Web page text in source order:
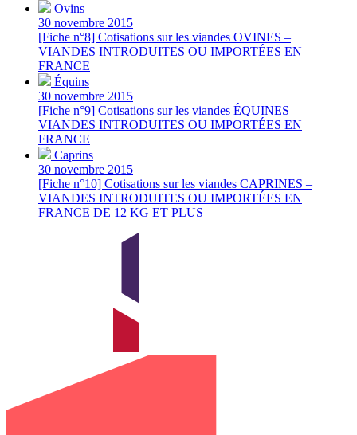
Ovins
30 novembre 2015
[Fiche n°8] Cotisations sur les viandes OVINES –
VIANDES INTRODUITES OU IMPORTÉES EN
FRANCE
Équins
30 novembre 2015
[Fiche n°9] Cotisations sur les viandes ÉQUINES –
VIANDES INTRODUITES OU IMPORTÉES EN
FRANCE
Caprins
30 novembre 2015
[Fiche n°10] Cotisations sur les viandes CAPRINES –
VIANDES INTRODUITES OU IMPORTÉES EN
FRANCE DE 12 KG ET PLUS